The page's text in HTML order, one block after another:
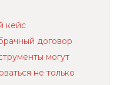
кейс
договор
могут
не только